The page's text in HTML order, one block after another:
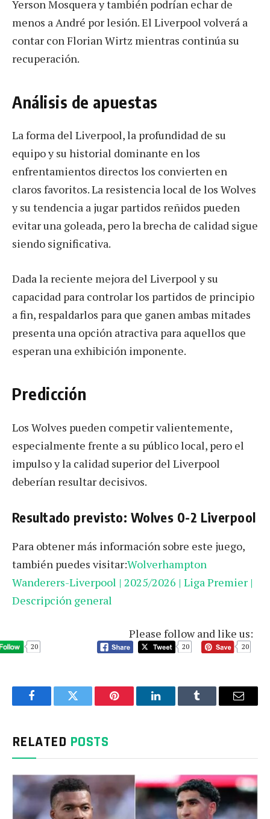
Yerson Mosquera y también podrían echar de
menos a André por lesión. El Liverpool volverá a
contar con Florian Wirtz mientras continúa su
recuperación.
Análisis de apuestas
La forma del Liverpool, la profundidad de su
equipo y su historial dominante en los
enfrentamientos directos los convierten en
claros favoritos. La resistencia local de los Wolves
y su tendencia a jugar partidos reñidos pueden
evitar una goleada, pero la brecha de calidad sigue
siendo significativa.
Dada la reciente mejora del Liverpool y su
capacidad para controlar los partidos de principio
a fin, respaldarlos para que ganen ambas mitades
presenta una opción atractiva para aquellos que
esperan una exhibición imponente.
Predicción
Los Wolves pueden competir valientemente,
especialmente frente a su público local, pero el
impulso y la calidad superior del Liverpool
deberían resultar decisivos.
Resultado previsto: Wolves 0-2 Liverpool
Para obtener más información sobre este juego,
también puedes visitar:Wolverhampton
Wanderers-Liverpool | 2025/2026 | Liga Premier |
Descripción general
Please follow and like us:
20 20 20
FacebookTwitter Pinterest LinkedInTumblr Email
RELATED POSTS